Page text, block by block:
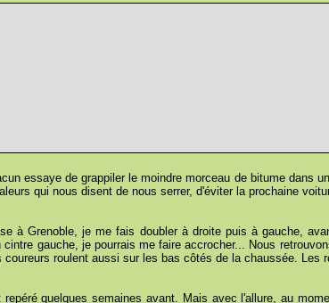
essaye de grappiler le moindre morceau de bitume dans
qui nous disent de nous serrer, d'éviter la prochaine
à Grenoble, je me fais doubler à droite puis à gauche,
gauche, je pourrais me faire accrocher... Nous
roulent aussi sur les bas côtés de la chaussée. Les
quelques semaines avant. Mais avec l'allure, au